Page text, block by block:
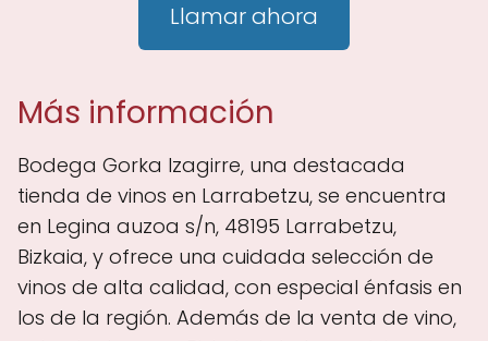
Llamar ahora
Más información
Bodega Gorka Izagirre, una destacada
tienda de vinos en Larrabetzu, se encuentra
en Legina auzoa s/n, 48195 Larrabetzu,
Bizkaia, y ofrece una cuidada selección de
vinos de alta calidad, con especial énfasis en
los de la región. Además de la venta de vino,